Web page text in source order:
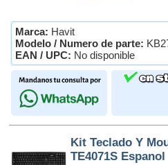
Marca: Havit
Modelo / Numero de parte:
EAN / UPC: No disponible
Kit Teclado Y
TE4071S Espanol